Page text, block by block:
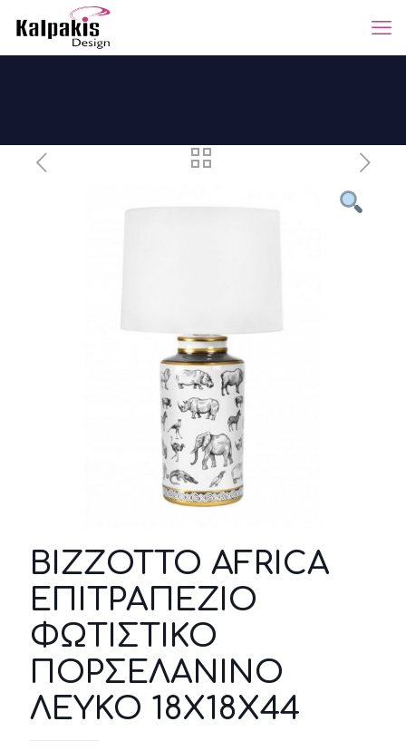
BIZZOTTO AFRICA
ΕΠΙΤΡΑΠΕΖΙΟ
ΦΩΤΙΣΤΙΚΟ
ΠΟΡΣΕΛΑΝΙΝΟ
ΛΕΥΚΟ 18X18X44